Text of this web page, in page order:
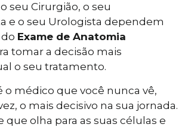
seu Cirurgião, o seu
e o seu Urologista dependem
Exame de Anatomia
tomar a decisão mais
o seu tratamento.
o médico que você nunca vê,
o mais decisivo na sua jornada.
que olha para as suas células e